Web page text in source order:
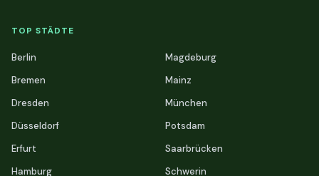
TOP STÄDTE
Berlin
Bremen
Dresden
Düsseldorf
Erfurt
Hamburg
Magdeburg
Mainz
München
Potsdam
Saarbrücken
Schwerin